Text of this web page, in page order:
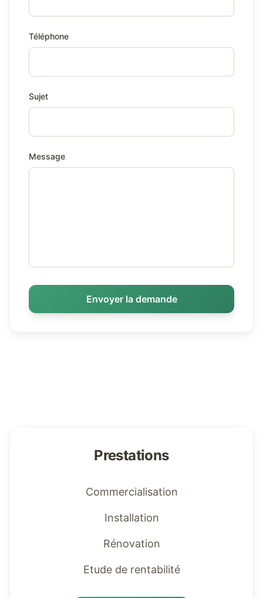
Téléphone
Sujet
Message
Envoyer la demande
Prestations
Commercialisation
Installation
Rénovation
Etude de rentabilité